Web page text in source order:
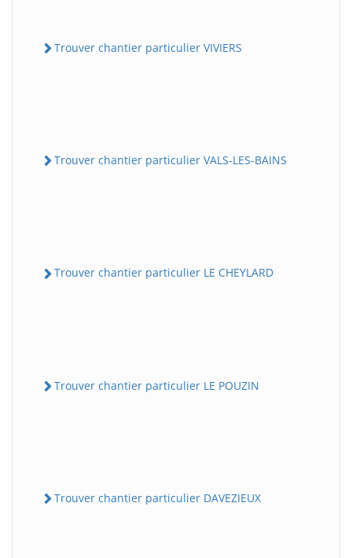
Trouver chantier particulier VIVIERS
Trouver chantier particulier VALS-LES-BAINS
Trouver chantier particulier LE CHEYLARD
Trouver chantier particulier LE POUZIN
Trouver chantier particulier DAVEZIEUX